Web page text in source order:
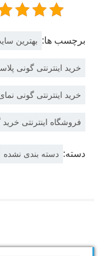
برچسب ها: بهترین
خرید اینترنتی گونی
خرید اینترنتی گونی
فروشگاه اینترنتی
دسته: دسته بندی نشده